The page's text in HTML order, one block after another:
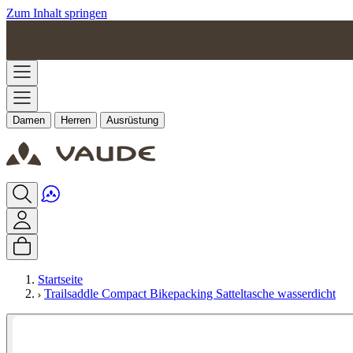
Zum Inhalt springen
Damen Herren Ausrüstung
Startseite
Trailsaddle Compact Bikepacking Satteltasche wasserdicht